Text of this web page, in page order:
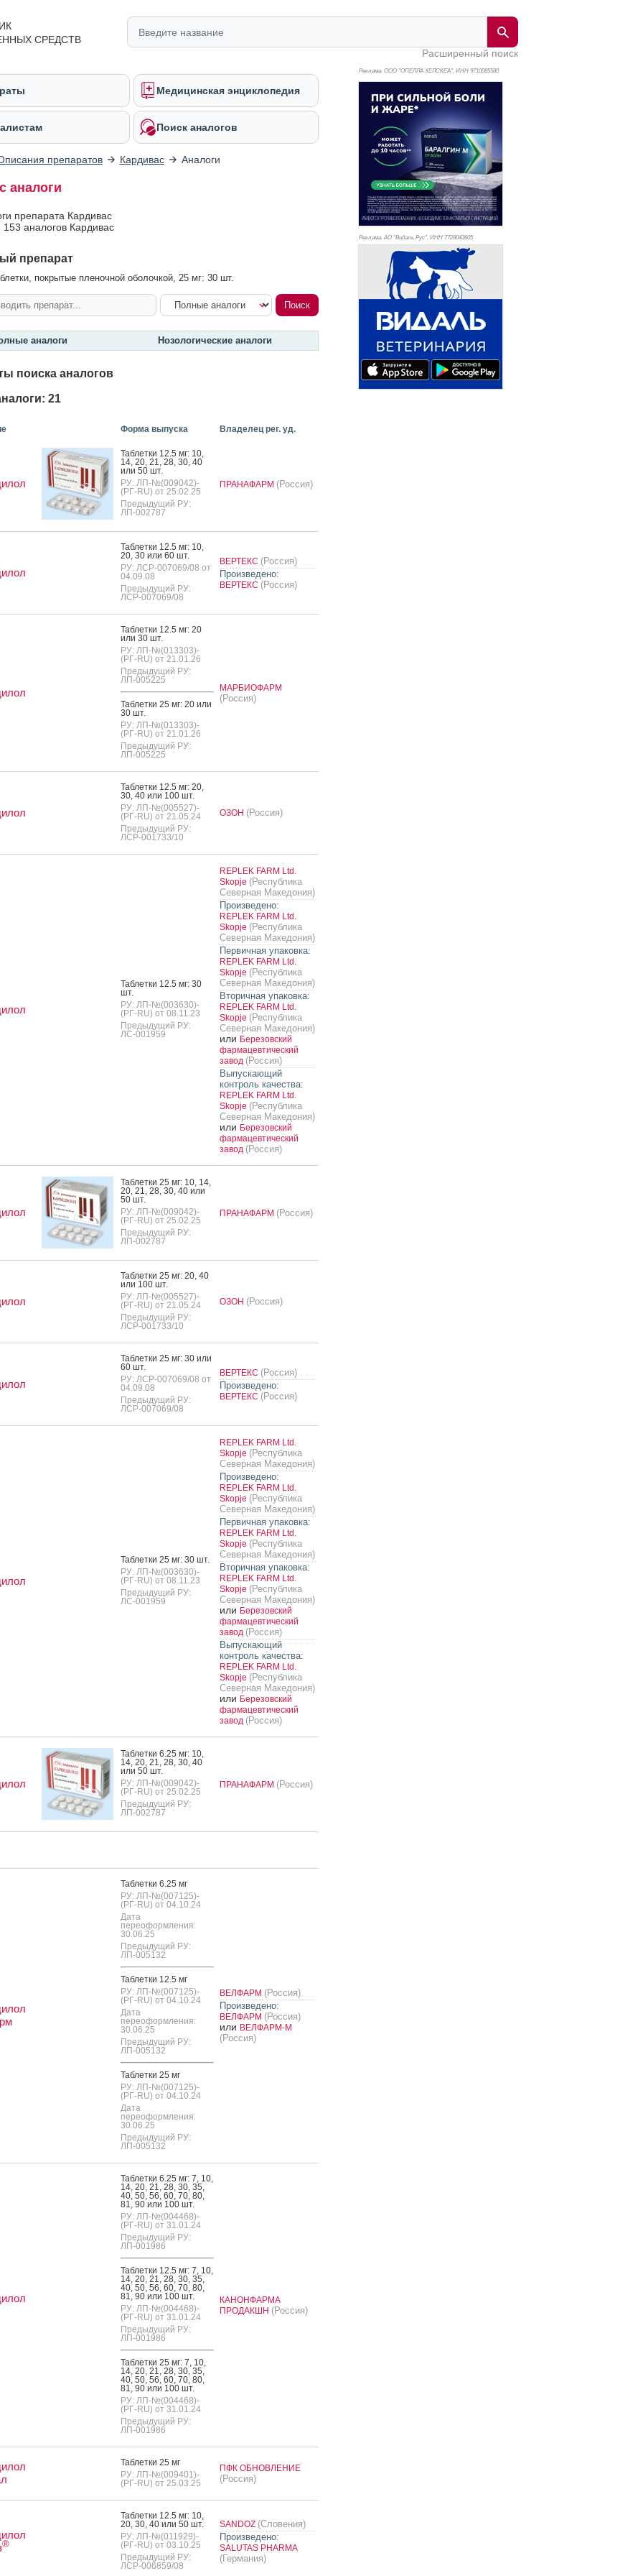
СРЕДСТВ
Расширенный поиск
Медицинская энциклопедия
Поиск аналогов
препаратов Кардивас Аналоги
аналоги
препарата Кардивас
153 аналогов Кардивас
препарат
покрытые пленочной оболочкой, 25 мг: 30 шт.
аналоги Нозологические аналоги
поиска аналогов
21
Форма выпуска Владелец рег. уд.
Таб­летки 12.5 мг: 10,
14, 20, 21, 28, 30, 40
или 50 шт.
РУ: ЛП-№(009042)-
(РГ-RU) от 25.02.25
Предыдущий РУ:
ЛП-002787
ПРАНАФАРМ (Россия)
Таб­летки 12.5 мг: 10,
20, 30 или 60 шт.
РУ: ЛСР-007069/08 от
04.09.08
Предыдущий РУ:
ЛСР-007069/08
ВЕРТЕКС (Россия)
Произведено:
ВЕРТЕКС (Россия)
Таб­летки 12.5 мг: 20
или 30 шт.
РУ: ЛП-№(013303)-
(РГ-RU) от 21.01.26
Предыдущий РУ:
ЛП-005225
Таб­летки 25 мг: 20 или
30 шт.
РУ: ЛП-№(013303)-
(РГ-RU) от 21.01.26
Предыдущий РУ:
ЛП-005225
МАРБИОФАРМ
(Россия)
Таб­летки 12.5 мг: 20,
30, 40 или 100 шт.
РУ: ЛП-№(005527)-
(РГ-RU) от 21.05.24
Предыдущий РУ:
ЛСР-001733/10
ОЗОН (Россия)
Таб­летки 12.5 мг: 30
шт.
РУ: ЛП-№(003630)-
(РГ-RU) от 08.11.23
Предыдущий РУ:
ЛС-001959
REPLEK FARM Ltd.
Skopje (Республика
Северная Македония)
Произведено:
REPLEK FARM Ltd.
Skopje (Республика
Северная Македония)
Первичная упаковка:
REPLEK FARM Ltd.
Skopje (Республика
Северная Македония)
Вторичная упаковка:
REPLEK FARM Ltd.
Skopje (Республика
Северная Македония)
или Березовский
фармацевтический
завод (Россия)
Выпускающий
контроль качества:
REPLEK FARM Ltd.
Skopje (Республика
Северная Македония)
или Березовский
фармацевтический
завод (Россия)
Таб­летки 25 мг: 10, 14,
20, 21, 28, 30, 40 или
50 шт.
РУ: ЛП-№(009042)-
(РГ-RU) от 25.02.25
Предыдущий РУ:
ЛП-002787
ПРАНАФАРМ (Россия)
Таб­летки 25 мг: 20, 40
или 100 шт.
РУ: ЛП-№(005527)-
(РГ-RU) от 21.05.24
Предыдущий РУ:
ЛСР-001733/10
ОЗОН (Россия)
Таб­летки 25 мг: 30 или
60 шт.
РУ: ЛСР-007069/08 от
04.09.08
Предыдущий РУ:
ЛСР-007069/08
ВЕРТЕКС (Россия)
Произведено:
ВЕРТЕКС (Россия)
Таб­летки 25 мг: 30 шт.
РУ: ЛП-№(003630)-
(РГ-RU) от 08.11.23
Предыдущий РУ:
ЛС-001959
REPLEK FARM Ltd.
Skopje (Республика
Северная Македония)
Произведено:
REPLEK FARM Ltd.
Skopje (Республика
Северная Македония)
Первичная упаковка:
REPLEK FARM Ltd.
Skopje (Республика
Северная Македония)
Вторичная упаковка:
REPLEK FARM Ltd.
Skopje (Республика
Северная Македония)
или Березовский
фармацевтический
завод (Россия)
Выпускающий
контроль качества:
REPLEK FARM Ltd.
Skopje (Республика
Северная Македония)
или Березовский
фармацевтический
завод (Россия)
Таб­летки 6.25 мг: 10,
14, 20, 21, 28, 30, 40
или 50 шт.
РУ: ЛП-№(009042)-
(РГ-RU) от 25.02.25
Предыдущий РУ:
ЛП-002787
ПРАНАФАРМ (Россия)
Таб­летки 6.25 мг
РУ: ЛП-№(007125)-
(РГ-RU) от 04.10.24
Дата
переоформления:
30.06.25
Предыдущий РУ:
ЛП-005132
Таб­летки 12.5 мг
РУ: ЛП-№(007125)-
(РГ-RU) от 04.10.24
Дата
переоформления:
30.06.25
Предыдущий РУ:
ЛП-005132
Таб­летки 25 мг
РУ: ЛП-№(007125)-
(РГ-RU) от 04.10.24
Дата
переоформления:
30.06.25
Предыдущий РУ:
ЛП-005132
ВЕЛФАРМ (Россия)
Произведено:
ВЕЛФАРМ (Россия)
или ВЕЛФАРМ-М
(Россия)
Таб­летки 6.25 мг: 7, 10,
14, 20, 21, 28, 30, 35,
40, 50, 56, 60, 70, 80,
81, 90 или 100 шт.
РУ: ЛП-№(004468)-
(РГ-RU) от 31.01.24
Предыдущий РУ:
ЛП-001986
Таб­летки 12.5 мг: 7, 10,
14, 20, 21, 28, 30, 35,
40, 50, 56, 60, 70, 80,
81, 90 или 100 шт.
РУ: ЛП-№(004468)-
(РГ-RU) от 31.01.24
Предыдущий РУ:
ЛП-001986
Таб­летки 25 мг: 7, 10,
14, 20, 21, 28, 30, 35,
40, 50, 56, 60, 70, 80,
81, 90 или 100 шт.
РУ: ЛП-№(004468)-
(РГ-RU) от 31.01.24
Предыдущий РУ:
ЛП-001986
КАНОНФАРМА
ПРОДАКШН (Россия)
Таб­летки 25 мг
РУ: ЛП-№(009401)-
(РГ-RU) от 25.03.25
ПФК ОБНОВЛЕНИЕ
(Россия)
®
Таб­летки 12.5 мг: 10,
20, 30, 40 или 50 шт.
РУ: ЛП-№(011929)-
(РГ-RU) от 03.10.25
Предыдущий РУ:
ЛСР-006859/08
SANDOZ (Словения)
Произведено:
SALUTAS PHARMA
(Германия)
Реклама. ООО "ОПЕЛЛА ХЕЛСКЕА", ИНН 9710085580
Реклама. АО "Видаль Рус", ИНН 7728043605